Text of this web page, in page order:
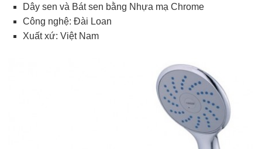
Dây sen và Bát sen bằng Nhựa mạ Chrome
Công nghệ: Đài Loan
Xuất xứ: Việt Nam